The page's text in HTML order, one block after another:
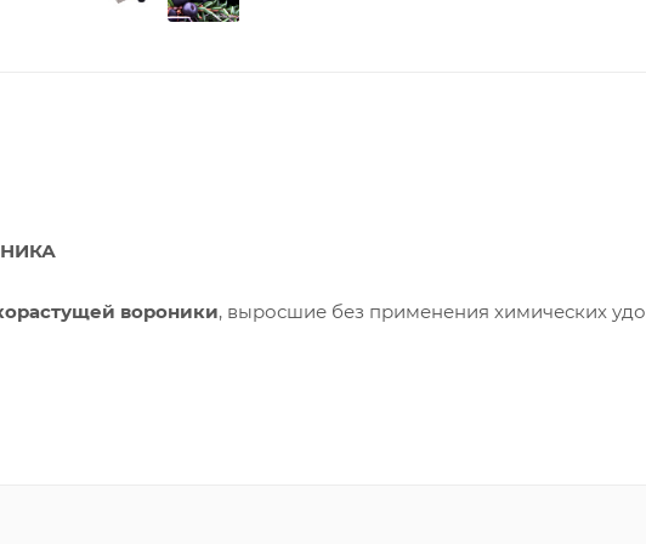
вороники, выросшие без применения химических